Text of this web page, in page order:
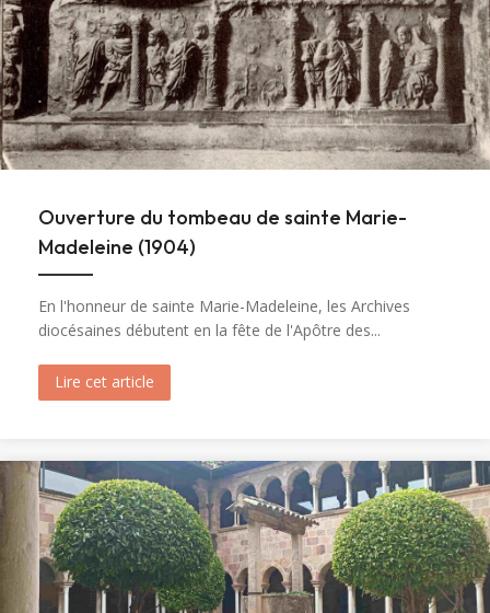
Ouverture du tombeau de sainte Marie-
Madeleine (1904)
En l'honneur de sainte Marie-Madeleine, les Archives
diocésaines débutent en la fête de l'Apôtre des...
Lire cet article